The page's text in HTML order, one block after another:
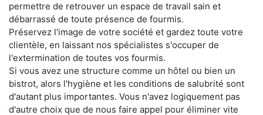
permettre de retrouver un espace de travail sain et
débarrassé de toute présence de fourmis.
Préservez l'image de votre société et gardez toute votre
clientèle, en laissant nos spécialistes s'occuper de
l'extermination de toutes vos fourmis.
Si vous avez une structure comme un hôtel ou bien un
bistrot, alors l'hygiène et les conditions de salubrité sont
d'autant plus importantes. Vous n'avez logiquement pas
d'autre choix que de nous faire appel pour éliminer vite